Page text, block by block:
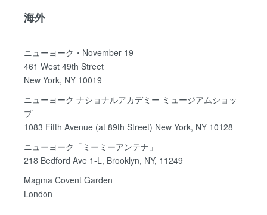
海外
ニューヨーク・November 19
461 West 49th Street
New York, NY 10019
ニューヨーク ナショナルアカデミー ミュージアムショッ
プ
1083 Fifth Avenue (at 89th Street) New York, NY 10128
ニューヨーク「ミーミーアンテナ」
218 Bedford Ave 1-L, Brooklyn, NY, 11249
Magma Covent Garden
London